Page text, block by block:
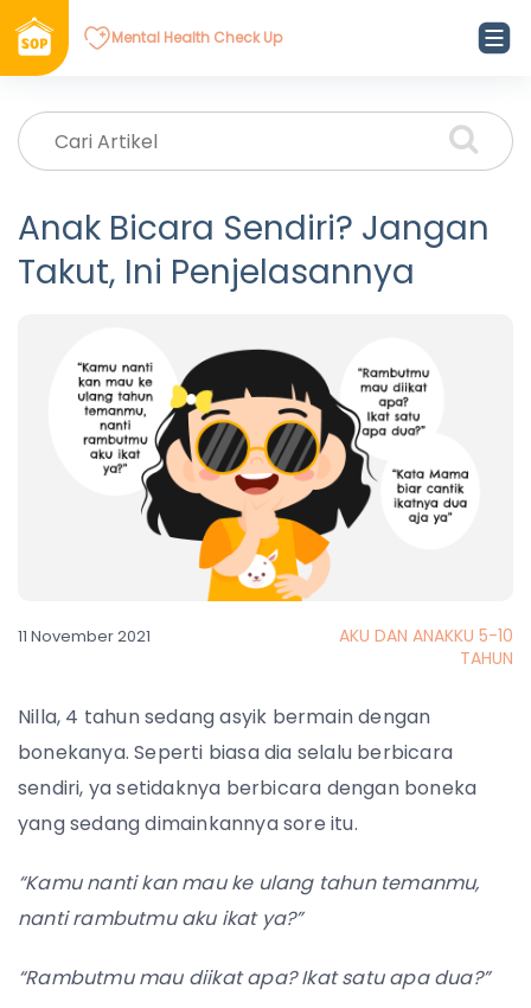
Mental Health Check Up
Anak Bicara Sendiri? Jangan
Takut, Ini Penjelasannya
11 November 2021
AKU DAN ANAKKU 5-10
TAHUN
Nilla, 4 tahun sedang asyik bermain dengan
bonekanya. Seperti biasa dia selalu berbicara
sendiri, ya setidaknya berbicara dengan boneka
yang sedang dimainkannya sore itu.
“Kamu nanti kan mau ke ulang tahun temanmu,
nanti rambutmu aku ikat ya?”
“Rambutmu mau diikat apa? Ikat satu apa dua?”